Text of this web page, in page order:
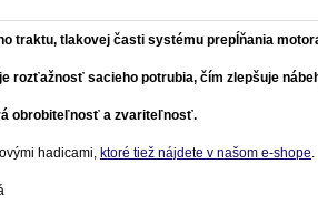
traktu, tlakovej časti systému prepĺňania
rozťažnosť sacieho potrubia, čím zlepšuje
obrobiteľnosť a zvariteľnosť.
hadicami, ktoré tiež nájdete v našom e-shope.